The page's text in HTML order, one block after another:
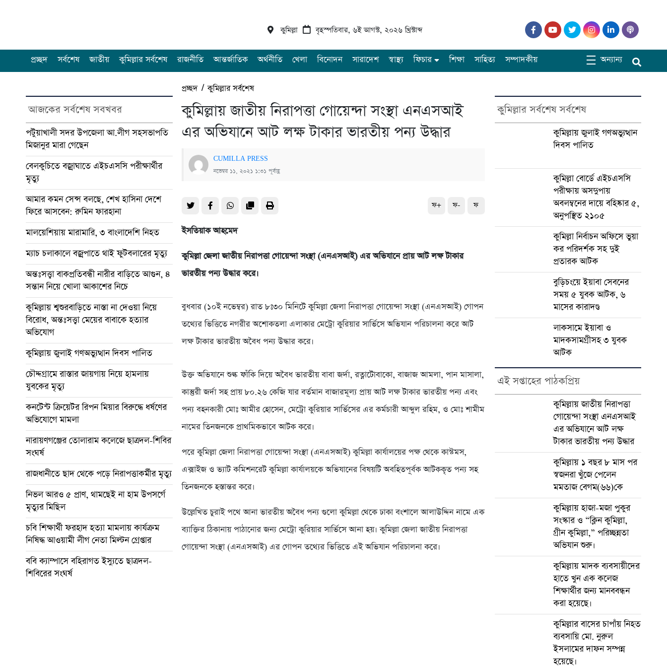
কুমিল্লা বৃহস্পতিবার, ৬ই আগস্ট, ২০২৬ খ্রিস্টাব্দ
প্রচ্ছদ সর্বশেষ জাতীয় কুমিল্লার সর্বশেষ রাজনীতি আন্তর্জাতিক অর্থনীতি খেলা বিনোদন সারাদেশ স্বাস্থ্য ফিচার শিক্ষা সাহিত্য সম্পাদকীয় অন্যান্য
আজকের সর্বশেষ সবখবর
পটুয়াখালী সদর উপজেলা আ.লীগ সহসভাপতি
মিজানুর মারা গেছেন
বেলকুচিতে বজ্রাঘাতে এইচএসসি পরীক্ষার্থীর
মৃত্যু
আমার কমন সেন্স বলছে, শেখ হাসিনা দেশে
ফিরে আসবেন: রুমিন ফারহানা
মালয়েশিয়ায় মারামারি, ৩ বাংলাদেশি নিহত
ম্যাচ চলাকালে বজ্রপাতে থাই ফুটবলারের মৃত্যু
অন্তঃসত্ত্বা বাকপ্রতিবন্ধী নারীর বাড়িতে আগুন, ৪
সন্তান নিয়ে খোলা আকাশের নিচে
কুমিল্লায় শ্বশুরবাড়িতে নাস্তা না দেওয়া নিয়ে
বিরোধ, অন্তঃসত্ত্বা মেয়ের বাবাকে হত্যার
অভিযোগ
কুমিল্লায় জুলাই গণঅভ্যুত্থান দিবস পালিত
চৌদ্দগ্রামে রাস্তার জায়গায় নিয়ে হামলায়
যুবকের মৃত্যু
কনটেন্ট ক্রিয়েটর রিপন মিয়ার বিরুদ্ধে ধর্ষণের
অভিযোগে মামলা
নারায়ণগঞ্জের তোলারাম কলেজে ছাত্রদল-শিবির
সংঘর্ষ
রাজধানীতে ছাদ থেকে পড়ে নিরাপত্তাকর্মীর মৃত্যু
নিভল আরও ৫ প্রাণ, থামছেই না হাম উপসর্গে
মৃত্যুর মিছিল
চবি শিক্ষার্থী ফরহাদ হত্যা মামলায় কার্যক্রম
নিষিদ্ধ আওয়ামী লীগ নেতা মিল্টন গ্রেপ্তার
ববি ক্যাম্পাসে বহিরাগত ইস্যুতে ছাত্রদল-
শিবিরের সংঘর্ষ
প্রচ্ছদ/কুমিল্লার সর্বশেষ
কুমিল্লায় জাতীয় নিরাপত্তা গোয়েন্দা সংস্থা এনএসআই
এর অভিযানে আট লক্ষ টাকার ভারতীয় পন্য উদ্ধার
CUMILLA PRESS
নভেম্বর ১১, ২০২১ ১:৩১ পূর্বাহ্ণ
ফ+ ফ- ফ
ইসতিয়াক আহমেদ
কুমিল্লা জেলা জাতীয় নিরাপত্তা গোয়েন্দা সংস্থা (এনএসআই) এর অভিযানে প্রায় আট লক্ষ টাকার
ভারতীয় পন্য উদ্ধার করে।
বুধবার (১০ই নভেম্বর) রাত ৮ঃ৩০ মিনিটে কুমিল্লা জেলা নিরাপত্তা গোয়েন্দা সংস্থা (এনএসআই) গোপন
তথ্যের ভিত্তিতে নগরীর অশোকতলা এলাকার মেট্রো কুরিয়ার সার্ভিসে অভিযান পরিচালনা করে আট
লক্ষ টাকার ভারতীয় অবৈধ পন্য উদ্ধার করে।
উক্ত অভিযানে শুল্ক ফাঁকি দিয়ে অবৈধ ভারতীয় বাবা জর্দা, রত্নাটোবাকো, বাজাজ আমলা, পান মাসালা,
কাস্তুরী জর্দা সহ প্রায় ৮০.২৬ কেজি যার বর্তমান বাজারমূল্য প্রায় আট লক্ষ টাকার ভারতীয় পন্য এবং
পন্য বহনকারী মোঃ আমীর হোসেন, মেট্রো কুরিয়ার সার্ভিসের এর কর্মচারী আব্দুল রহিম, ও মোঃ শামীম
নামের তিনজনকে প্রাথমিকভাবে আটক করে।
পরে কুমিল্লা জেলা নিরাপত্তা গোয়েন্দা সংস্থা (এনএসআই) কুমিল্লা কার্যালয়ের পক্ষ থেকে কাস্টমস,
এক্সাইজ ও ভ্যাট কমিশনরেট কুমিল্লা কার্যালয়কে অভিযানের বিষয়টি অবহিতপূর্বক আটককৃত পন্য সহ
তিনজনকে হস্তান্তর করে।
উল্লেখিত চুরাই পথে আনা ভারতীয় অবৈধ পন্য গুলো কুমিল্লা থেকে ঢাকা বংশালে আলাউদ্দিন নামে এক
ব্যাক্তির ঠিকানায় পাঠানোর জন্য মেট্রো কুরিয়ার সার্ভিসে আনা হয়। কুমিল্লা জেলা জাতীয় নিরাপত্তা
গোয়েন্দা সংস্থা (এনএসআই) এর গোপন তথ্যের ভিত্তিতে এই অভিযান পরিচালনা করে।
কুমিল্লার সর্বশেষ সর্বশেষ
কুমিল্লায় জুলাই গণঅভ্যুত্থান
দিবস পালিত
কুমিল্লা বোর্ডে এইচএসসি
পরীক্ষায় অসদুপায়
অবলম্বনের দায়ে বহিষ্কার ৫,
অনুপস্থিত ২১০৫
কুমিল্লা নির্বাচন অফিসে ভুয়া
কর পরিদর্শক সহ দুই
প্রতারক আটক
বুড়িচংয়ে ইয়াবা সেবনের
সময় ৫ যুবক আটক, ৬
মাসের কারাদণ্ড
লাকসামে ইয়াবা ও
মাদকসামগ্রীসহ ৩ যুবক
আটক
এই সপ্তাহের পাঠকপ্রিয়
কুমিল্লায় জাতীয় নিরাপত্তা
গোয়েন্দা সংস্থা এনএসআই
এর অভিযানে আট লক্ষ
টাকার ভারতীয় পন্য উদ্ধার
কুমিল্লায় ১ বছর ৮ মাস পর
স্বজনরা খুঁজে পেলেন
মমতাজ বেগম(৬৬)কে
কুমিল্লায় হাজা-মজা পুকুর
সংস্কার ও “ক্লিন কুমিল্লা,
গ্রীন কুমিল্লা,” পরিচ্ছন্নতা
অভিযান শুরু।
কুমিল্লায় মাদক ব্যবসায়ীদের
হাতে খুন এক কলেজ
শিক্ষার্থীর জন্য মানববন্ধন
করা হয়েছে।
কুমিল্লার বাসের চাপাঁয় নিহত
ব্যবসায়ি মো. নুরুল
ইসলামের দাফন সম্পন্ন
হয়েছে।